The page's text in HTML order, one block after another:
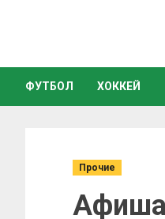
ФУТБОЛ ХОККЕЙ
Прочие